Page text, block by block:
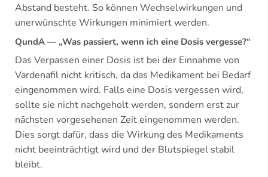
Abstand besteht. So können Wechselwirkungen und
unerwünschte Wirkungen minimiert werden.
QundA — „Was passiert, wenn ich eine Dosis vergesse?“
Das Verpassen einer Dosis ist bei der Einnahme von
Vardenafil nicht kritisch, da das Medikament bei Bedarf
eingenommen wird. Falls eine Dosis vergessen wird,
sollte sie nicht nachgeholt werden, sondern erst zur
nächsten vorgesehenen Zeit eingenommen werden.
Dies sorgt dafür, dass die Wirkung des Medikaments
nicht beeinträchtigt wird und der Blutspiegel stabil
bleibt.